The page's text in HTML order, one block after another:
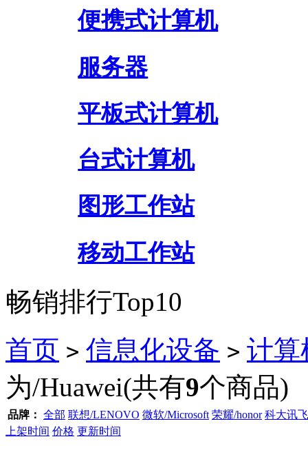
便携式计算机
服务器
平板式计算机
台式计算机
图形工作站
移动工作站
畅销排行Top10
首页 > 信息化设备 > 计算
为/Huawei(共有9个商品)
品牌： 全部 联想/LENOVO 微软/Microsoft 荣耀/honor 科大讯
上架时间 价格 更新时间